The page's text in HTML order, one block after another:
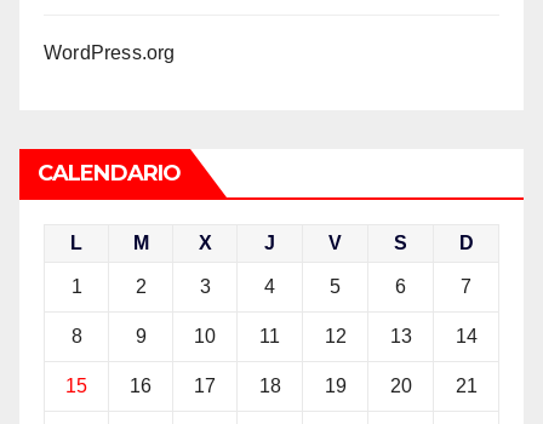
WordPress.org
CALENDARIO
L M X J V S D
1 2 3 4 5 6 7
8 9 10 11 12 13 14
15 16 17 18 19 20 21